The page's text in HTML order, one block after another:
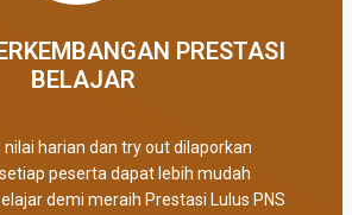
PRESTASI
BELAJAR ​
harian dan try out dilaporkan
peserta dapat lebih mudah
demi meraih Prestasi Lulus PNS